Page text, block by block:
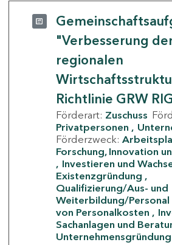
"Verbesserung
regionalen
Richtlinie GRW
Förderart: Zuschuss
Privatpersonen
Förderzweck:
Forschung, Innovation
Investieren und
Existenzgründung
Qualifizierung/Aus- und
Weiterbildung/Personal
von Personalkosten
Sachanlagen und
Unternehmensgründung